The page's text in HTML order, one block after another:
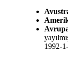
1992-